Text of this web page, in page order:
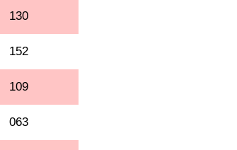
130
152
109
063